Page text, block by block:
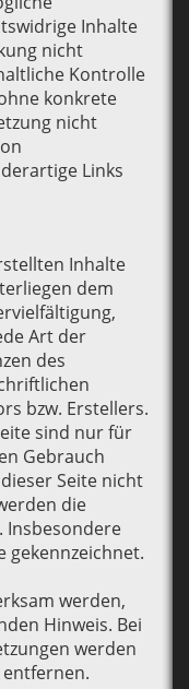
Inhalte
nicht
Kontrolle
konkrete
nicht
Links
Inhalte
dem
Art der
des
bzw. Erstellers.
sind nur für
Gebrauch
Seite nicht
die
gekennzeichnet.
werden,
Hinweis. Bei
werden